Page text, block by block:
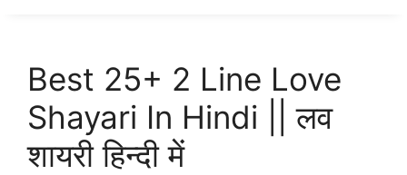
Best 25+ 2 Line Love
Shayari In Hindi || लव
शायरी हिन्दी में